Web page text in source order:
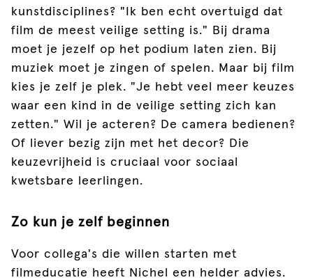
kunstdisciplines? "Ik ben echt overtuigd dat
film de meest veilige setting is." Bij drama
moet je jezelf op het podium laten zien. Bij
muziek moet je zingen of spelen. Maar bij film
kies je zelf je plek. "Je hebt veel meer keuzes
waar een kind in de veilige setting zich kan
zetten." Wil je acteren? De camera bedienen?
Of liever bezig zijn met het decor? Die
keuzevrijheid is cruciaal voor sociaal
kwetsbare leerlingen.
Zo kun je zelf beginnen
Voor collega's die willen starten met
filmeducatie heeft Nichel een helder advies.